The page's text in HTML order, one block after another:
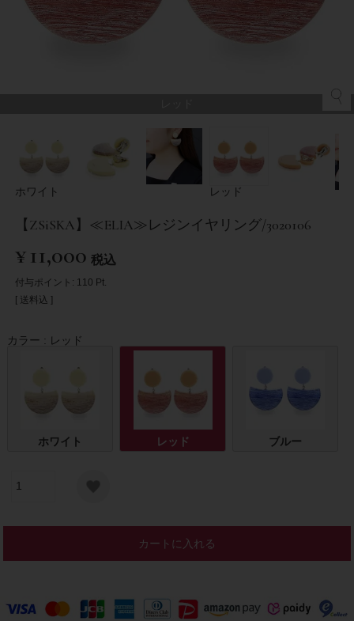
ホワイト レッド
【ZSiSKA】≪ELIA≫レジンイヤリング/3020106
¥11,000 税込
付与ポイント: 110 Pt.
送料込
カラー レッド
ホワイト レッド ブルー
カートに入れる